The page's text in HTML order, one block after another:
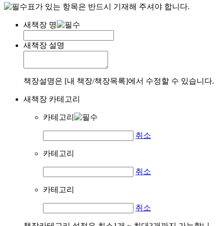
표가 있는 항목은 반드시 기재해 주셔야 합니다.
새책장 명
새책장 설명
책장설명은 [내 책장/책장목록]에서 수정할 수 있습니다.
새책장 카테고리
카테고리
취소
카테고리
취소
카테고리
취소